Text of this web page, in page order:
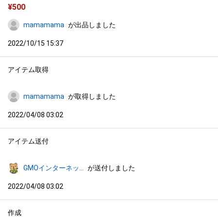
¥500
mamamama が出品しました
2022/10/15 15:37
アイテム取得
mamamama が取得しました
2022/04/08 03:02
アイテム送付
が送付しました
2022/04/08 03:02
作成